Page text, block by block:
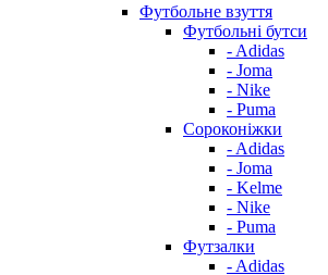
Футбольне взуття
Футбольні бутси
- Adidas
- Joma
- Nike
- Puma
Сороконіжки
- Adidas
- Joma
- Kelme
- Nike
- Puma
Футзалки
- Adidas